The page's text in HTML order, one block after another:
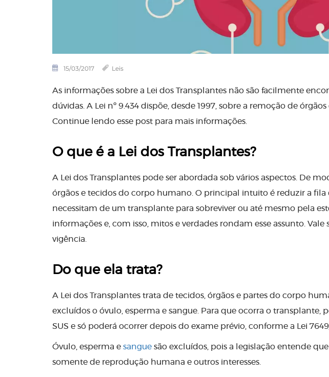
15/03/2017 Leis
As informações sobre a Lei dos Transplantes não são facilmente
dúvidas. A Lei nº 9.434 dispõe, desde 1997, sobre a remoção de
Continue lendo esse post para mais informações.
O que é a Lei dos Transplantes?
A Lei dos Transplantes pode ser abordada sob vários aspectos. De
órgãos e tecidos do corpo humano. O principal intuito é reduzir a fila
necessitam de um transplante para sobreviver ou até mesmo pela
informações e, com isso, mitos e verdades rondam esse assunto.
vigência.
Do que ela trata?
A Lei dos Transplantes trata de tecidos, órgãos e partes do corpo
excluídos o óvulo, esperma e sangue. Para que ocorra o transplante,
SUS e só poderá ocorrer depois do exame prévio, conforme a Lei
Óvulo, esperma e sangue são excluídos, pois a legislação entende
somente de reprodução humana e outros interesses.